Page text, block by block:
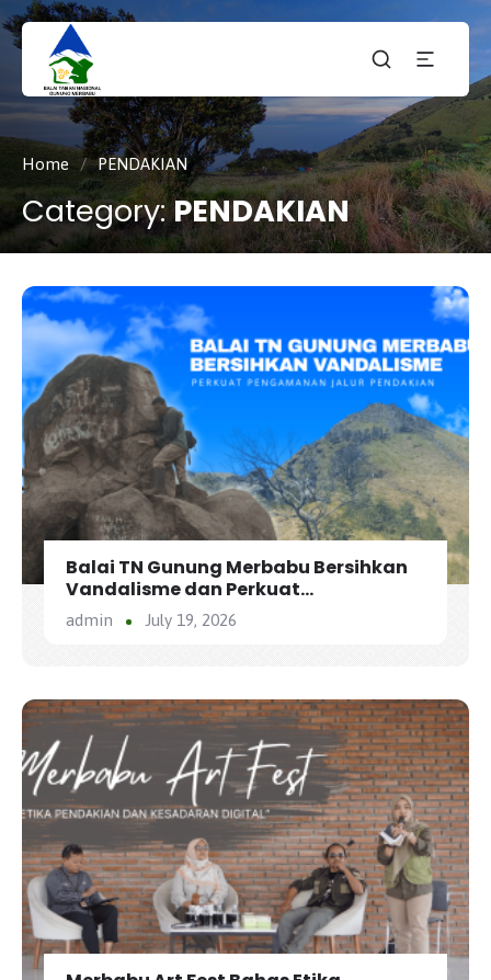
Taman
Nasiona
Gunung
Merbabu
tnmerbabu,
tngunungmerbabu,
tamannasional,
gunungmerbabu,
Home / PENDAKIAN
Category:PENDAKIAN
Balai TN Gunung Merbabu Bersihkan
Vandalisme dan Perkuat
Pengamanan Jalur Pendakian
admin July 19, 2026